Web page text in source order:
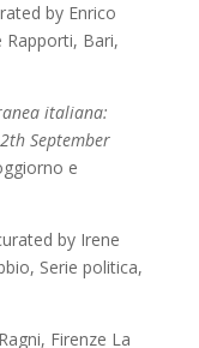
by Enrico
Rapporti, Bari,
italiana:
September
e
by Irene
Serie politica,
Ragni, Firenze La